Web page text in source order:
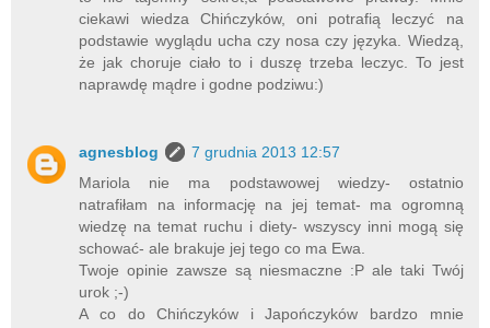
ciekawi wiedza Chińczyków, oni potrafią leczyć na
podstawie wyglądu ucha czy nosa czy języka. Wiedzą,
że jak choruje ciało to i duszę trzeba leczyc. To jest
naprawdę mądre i godne podziwu:)
agnesblog
7 grudnia 2013 12:57
Mariola nie ma podstawowej wiedzy- ostatnio
natrafiłam na informację na jej temat- ma ogromną
wiedzę na temat ruchu i diety- wszyscy inni mogą się
schować- ale brakuje jej tego co ma Ewa.
Twoje opinie zawsze są niesmaczne :P ale taki Twój
urok ;-)
A co do Chińczyków i Japończyków bardzo mnie